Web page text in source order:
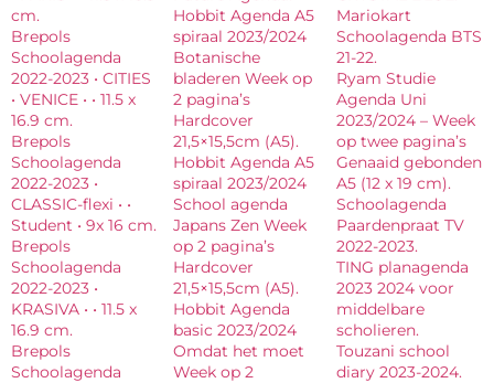
cm.
Brepols
Schoolagenda
2022-2023 • CITIES
• VENICE • • 11.5 x
16.9 cm.
Brepols
Schoolagenda
2022-2023 •
CLASSIC-flexi • •
Student • 9x 16 cm.
Brepols
Schoolagenda
2022-2023 •
KRASIVA • • 11.5 x
16.9 cm.
Brepols
Schoolagenda
Hobbit Agenda A5
spiraal 2023/2024
Botanische
bladeren Week op
2 pagina’s
Hardcover
21,5×15,5cm (A5).
Hobbit Agenda A5
spiraal 2023/2024
School agenda
Japans Zen Week
op 2 pagina’s
Hardcover
21,5×15,5cm (A5).
Hobbit Agenda
basic 2023/2024
Omdat het moet
Week op 2
Mariokart
Schoolagenda BTS
21-22.
Ryam Studie
Agenda Uni
2023/2024 – Week
op twee pagina’s
Genaaid gebonden
A5 (12 x 19 cm).
Schoolagenda
Paardenpraat TV
2022-2023.
TING planagenda
2023 2024 voor
middelbare
scholieren.
Touzani school
diary 2023-2024.